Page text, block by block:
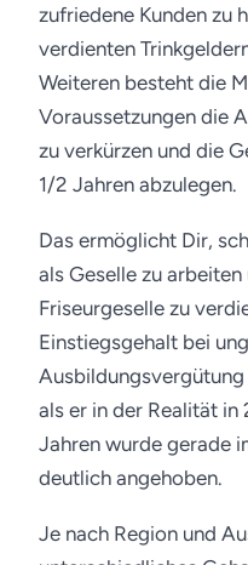
zufriedene Kunden zu
verdienten
Weiteren besteht die
Voraussetzungen die
zu verkürzen und die
1/2 Jahren abzulegen.
Das ermöglicht Dir,
als Geselle zu
Friseurgeselle zu
Einstiegsgehalt bei
als er in der Realität in
Jahren wurde gerade
deutlich angehoben.
Je nach Region und